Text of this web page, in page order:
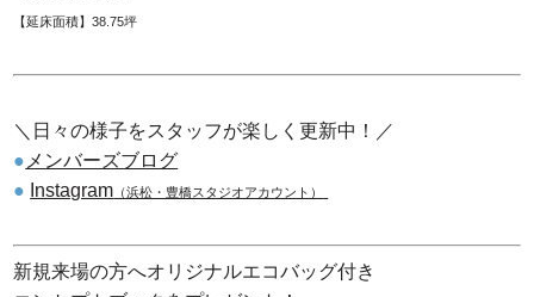
【延床面積】38.75坪
＼日々の様子をスタッフが楽しく更新中！／
● メンバーズブログ
● Instagram （浜松・豊橋スタジオアカウント）
新規来場の方へオリジナルエコバッグ付き